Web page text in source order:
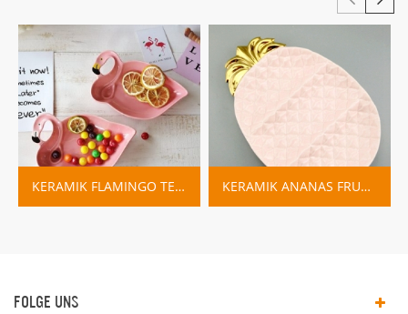
KERAMIK FLAMINGO TELLER TRINKET GERICHT KERAMIK ANANAS FRUCHTSCHALE ROSA BLAU
FOLGE UNS